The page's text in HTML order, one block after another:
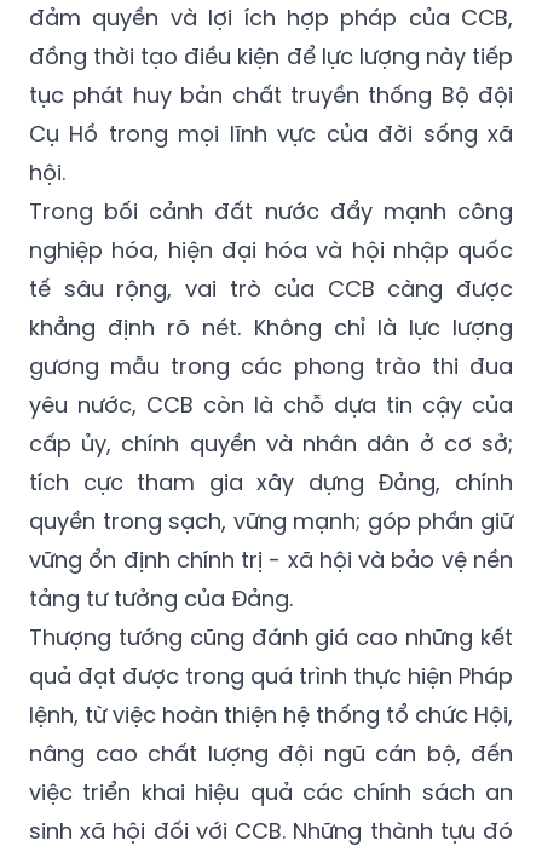
đảm quyền và lợi ích hợp pháp của CCB,
đồng thời tạo điều kiện để lực lượng này tiếp
tục phát huy bản chất truyền thống Bộ đội
Cụ Hồ trong mọi lĩnh vực của đời sống xã
hội.
Trong bối cảnh đất nước đẩy mạnh công
nghiệp hóa, hiện đại hóa và hội nhập quốc
tế sâu rộng, vai trò của CCB càng được
khẳng định rõ nét. Không chỉ là lực lượng
gương mẫu trong các phong trào thi đua
yêu nước, CCB còn là chỗ dựa tin cậy của
cấp ủy, chính quyền và nhân dân ở cơ sở;
tích cực tham gia xây dựng Đảng, chính
quyền trong sạch, vững mạnh; góp phần giữ
vững ổn định chính trị - xã hội và bảo vệ nền
tảng tư tưởng của Đảng.
Thượng tướng cũng đánh giá cao những kết
quả đạt được trong quá trình thực hiện Pháp
lệnh, từ việc hoàn thiện hệ thống tổ chức Hội,
nâng cao chất lượng đội ngũ cán bộ, đến
việc triển khai hiệu quả các chính sách an
sinh xã hội đối với CCB. Những thành tựu đó